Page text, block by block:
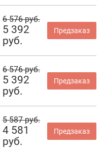
6 576 руб.
5 392
руб.
Предзаказ
6 576 руб.
5 392
руб.
Предзаказ
5 587 руб.
4 581
руб.
Предзаказ